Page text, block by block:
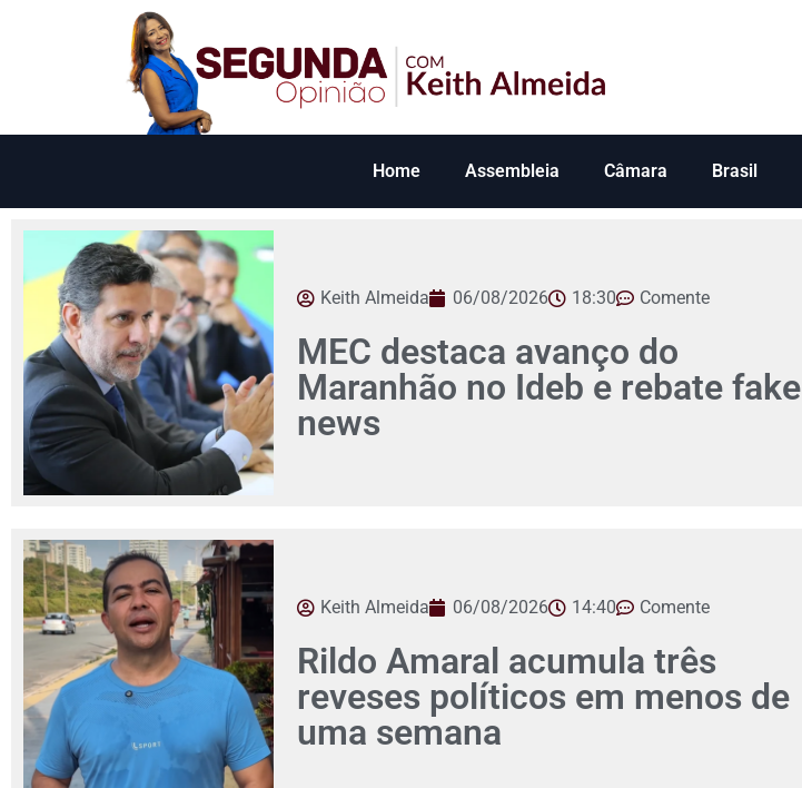
Home Assembleia Câmara Brasil
Keith Almeida 06/08/2026 18:30 Comente
MEC destaca avanço do
Maranhão no Ideb e rebate fake
news
Keith Almeida 06/08/2026 14:40 Comente
Rildo Amaral acumula três
reveses políticos em menos de
uma semana